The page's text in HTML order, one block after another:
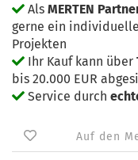
Als MERTEN
gerne ein
Projekten
Ihr Kauf kann über
bis 20.000 EUR
Service durch
Auf den